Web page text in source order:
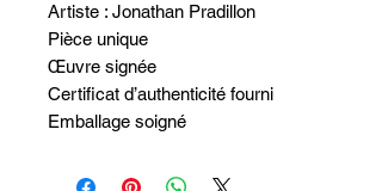
Artiste : Jonathan Pradillon
Pièce unique
Œuvre signée
Certificat d’authenticité fourni
Emballage soigné